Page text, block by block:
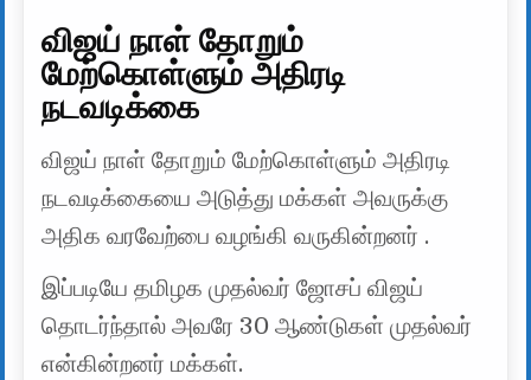
விஜய் நாள் தோறும்
மேற்கொள்ளும் அதிரடி
நடவடிக்கை
விஜய் நாள் தோறும் மேற்கொள்ளும் அதிரடி
நடவடிக்கையை அடுத்து மக்கள் அவருக்கு
அதிக வரவேற்பை வழங்கி வருகின்றனர் .
இப்படியே தமிழக முதல்வர் ஜோசப் விஜய்
தொடர்ந்தால் அவரே 30 ஆண்டுகள் முதல்வர்
என்கின்றனர் மக்கள்.